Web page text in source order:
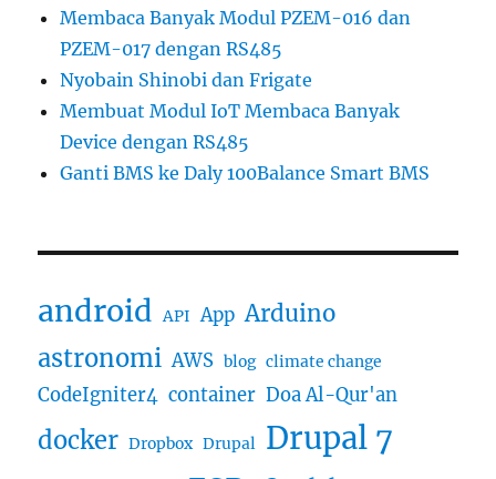
Membaca Banyak Modul PZEM-016 dan
PZEM-017 dengan RS485
Nyobain Shinobi dan Frigate
Membuat Modul IoT Membaca Banyak
Device dengan RS485
Ganti BMS ke Daly 100Balance Smart BMS
android API App Arduino
astronomi AWS blog climate change
CodeIgniter4 container Doa Al-Qur'an
docker Dropbox Drupal Drupal 7